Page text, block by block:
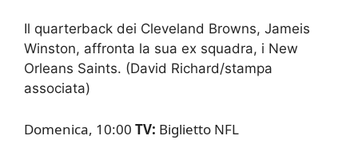
Il quarterback dei Cleveland Browns, Jameis
Winston, affronta la sua ex squadra, i New
Orleans Saints. (David Richard/stampa
associata)
Domenica, 10:00 TV: Biglietto NFL